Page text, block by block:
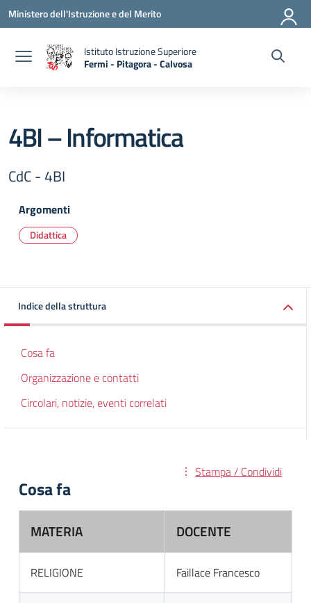
Vai ai contenuti
Vai al menu di navigazione
Vai al footer
Ministero dell'Istruzione e del Merito
Istituto Istruzione Superiore
Fermi - Pitagora - Calvosa
— Visita la pagina iniziale della scuola
4BI – Informatica
CdC - 4BI
Argomenti
Didattica
Indice della struttura
Cosa fa
Organizzazione e contatti
Circolari, notizie, eventi correlati
Stampa / Condividi
Cosa fa
MATERIA DOCENTE
RELIGIONE Faillace Francesco